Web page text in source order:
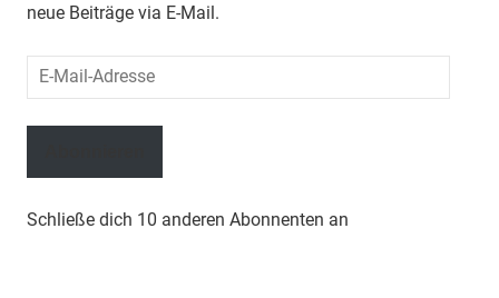
neue Beiträge via E-Mail.
Mail-
Adresse
Schließe dich 10 anderen Abonnenten an